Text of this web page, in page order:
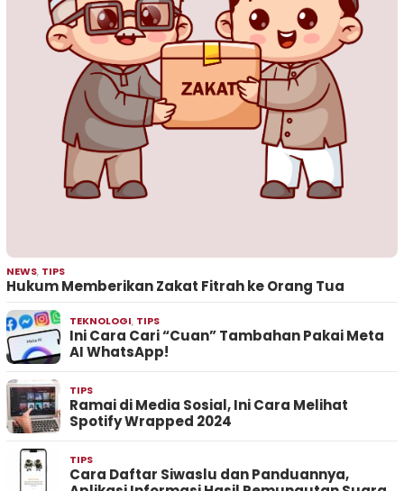
NEWS, TIPS
Hukum Memberikan Zakat Fitrah ke Orang Tua
TEKNOLOGI, TIPS
Ini Cara Cari “Cuan” Tambahan Pakai Meta
AI WhatsApp!
TIPS
Ramai di Media Sosial, Ini Cara Melihat
Spotify Wrapped 2024
TIPS
Cara Daftar Siwaslu dan Panduannya,